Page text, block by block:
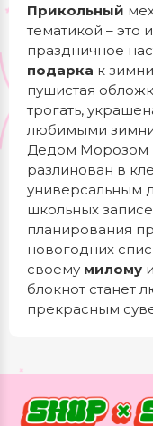
Прикольный
тематикой – это
праздничное
подарка к
пушистая
трогать,
любимыми
Дедом Морозом
разлинован в
универсальным
школьных
планирования
новогодних
своему милому
блокнот станет
прекрасным